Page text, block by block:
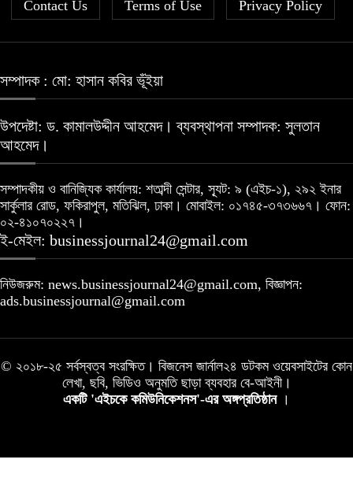
Contact Us Terms of Use Privacy Policy
সম্পাদক : মো: হাসান কবির ভূঁইয়া
উপদেষ্টা: ড. কামালউদ্দীন আহমেদ। ব্যবস্থাপনা সম্পাদক: সুলতান
আহমেদ।
সম্পাদকীয় ও বানিজ্যিক কার্যালয়: শতাব্দী সেন্টার, স্যূট: ৯ (এইচ-১), ২৯২ ইনার
সার্কুলার রোড, ফকিরাপুল, মতিঝিল, ঢাকা। মোবাইল: ০১৭৪৫-৩৭৩৬৬৭। ফোন:
০২-৪১০৭০২২৭।
ই-মেইল: businessjournal24@gmail.com
নিউজরুম: news.businessjournal24@gmail.com, বিজ্ঞাপন:
ads.businessjournal@gmail.com
© ২০১৮-২৫ সর্বস্বত্ব সংরক্ষিত। বিজনেস জার্নাল২৪ ডটকম ওয়েবসাইটের কোন
লেখা, ছবি, ভিডিও অনুমতি ছাড়া ব্যবহার বে-আইনী।
একটি 'এইচকে কমিউনিকেশনস'-এর অঙ্গপ্রতিষ্ঠান ।